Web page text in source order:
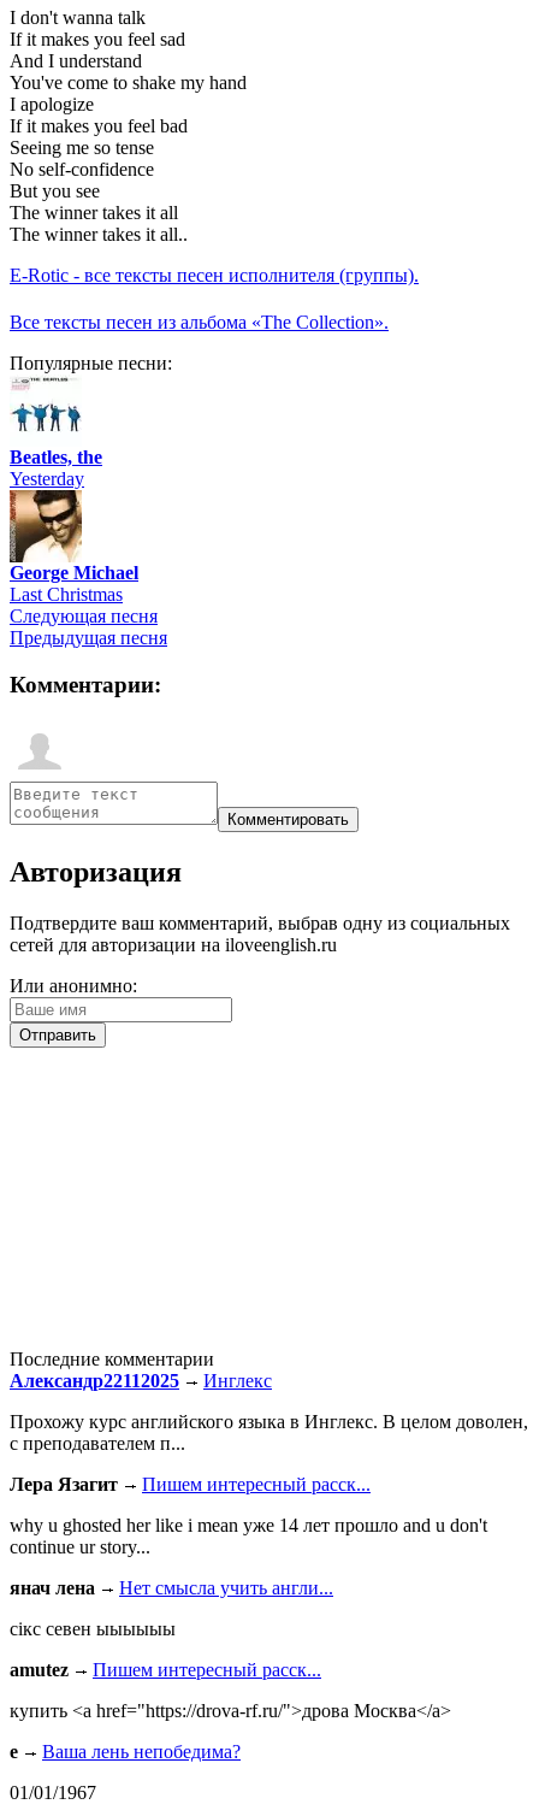
I don't wanna talk
If it makes you feel sad
And I understand
You've come to shake my hand
I apologize
If it makes you feel bad
Seeing me so tense
No self-confidence
But you see
The winner takes it all
The winner takes it all..
E-Rotic - все тексты песен исполнителя (группы).
Все тексты песен из альбома «The Collection».
Популярные песни:
Beatles, the
Yesterday
George Michael
Last Christmas
Следующая песня
Предыдущая песня
Комментарии:
Авторизация
Подтвердите ваш комментарий, выбрав одну из социальных
сетей для авторизации на iloveenglish.ru
Или анонимно:
Последние комментарии
Александр22112025
Инглекс
Прохожу курс английского языка в Инглекс. В целом доволен,
с преподавателем п...
Лера Язагит
Пишем интересный расск...
why u ghosted her like i mean уже 14 лет прошло and u don't
continue ur story...
янач лена
Нет смысла учить англи...
сiкс севен ыыыыыы
amutez
Пишем интересный расск...
купить <a href="https://drova-rf.ru/">дрова Москва</a>
e
Ваша лень непобедима?
01/01/1967